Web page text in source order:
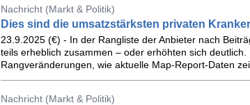
Nachricht (Markt & Politik)
Dies sind die umsatzstärksten privaten
23.9.2025 (€) - In der Rangliste der Anbieter nach
teils erheblich zusammen – oder erhöhten sich
Rangveränderungen, wie aktuelle Map-Report-Daten
Nachricht (Markt & Politik)